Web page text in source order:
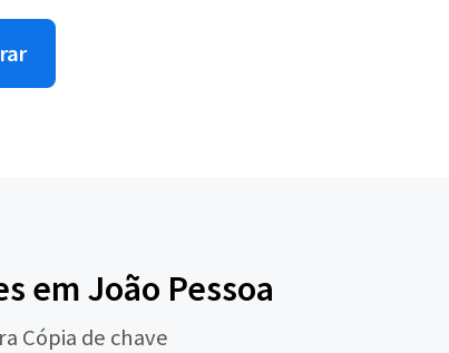
em João Pessoa
Cópia de chave